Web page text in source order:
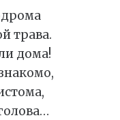
трава.
дома!